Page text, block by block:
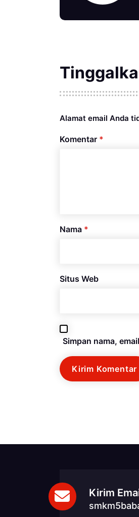
Alamat email Anda
Komentar *
Nama *
Situs Web
Simpan nama,
Kirim